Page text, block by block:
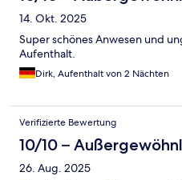
14. Okt. 2025
Super schönes Anwesen und
Aufenthalt.
Dirk, Aufenthalt von 2 Nächten
Verifizierte Bewertung
10/10 –
26. Aug. 2025